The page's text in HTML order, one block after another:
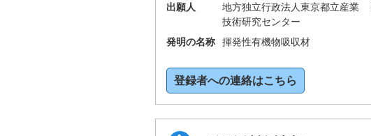
出願人
地方独立行政法人東京都立産業
技術研究センター
発明の名称 揮発性有機物吸収材
登録者への連絡はこちら